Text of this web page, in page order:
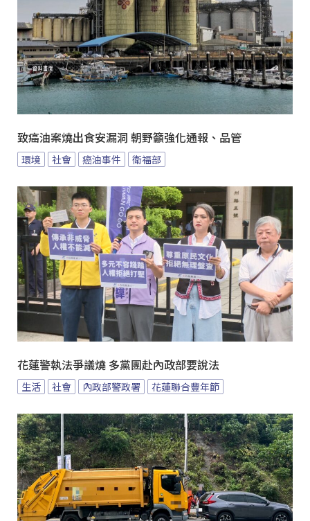
致癌油案燒出食安漏洞 朝野籲強化通報、品管
環境 社會 癌油事件 衛福部
花蓮警執法爭議燒 多黨團赴內政部要說法
生活 社會 內政部警政署 花蓮聯合豐年節